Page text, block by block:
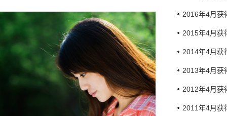
2016年4月获
2015年4月获
2014年4月获
2013年4月获
2012年4月获
2011年4月获